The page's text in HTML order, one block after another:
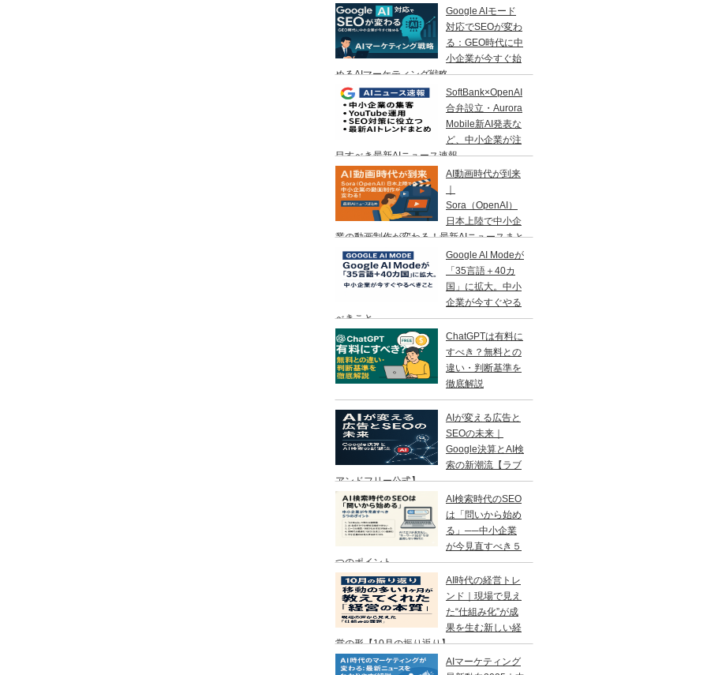
Google AIモード
対応でSEOが変わ
る：GEO時代に中
小企業が今すぐ始
めるAIマーケティング戦略
SoftBank×OpenAI
合弁設立・Aurora
Mobile新AI発表な
ど、中小企業が注
目すべき最新AIニュース速報
AI動画時代が到来
Sora（OpenAI）
日本上陸で中小企
業の動画制作が変わる！最新AIニュースまと
め
Google AI Modeが
「35言語＋40カ
国」に拡大。中小
企業が今すぐやる
べきこと
ChatGPTは有料に
すべき？無料との
違い・判断基準を
徹底解説
AIが変える広告と
SEOの未来｜
Google決算とAI検
索の新潮流【ラブ
アンドフリー公式】
AI検索時代のSEO
は「問いから始め
る」──中小企業
が今見直すべき５
つのポイント
AI時代の経営トレ
ンド｜現場で見え
た“仕組み化”が成
果を生む新しい経
営の形【10月の振り返り】
AIマーケティング